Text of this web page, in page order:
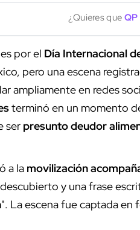
¿Quieres que QP
por el Día Internacional
pero una escena
ampliamente en redes
terminó en un momento
ser presunto deudor
a la movilización
y una frase
". La escena fue captada